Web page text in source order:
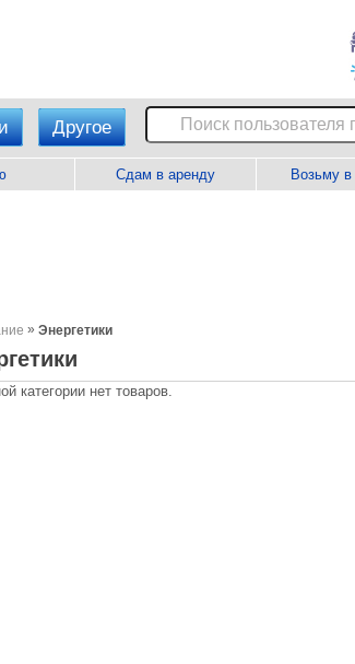
Другое
Сдам в аренду Возьму
» Энергетики
категории нет товаров.